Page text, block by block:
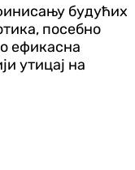
будућих
посебно
ефикасна
утицај на